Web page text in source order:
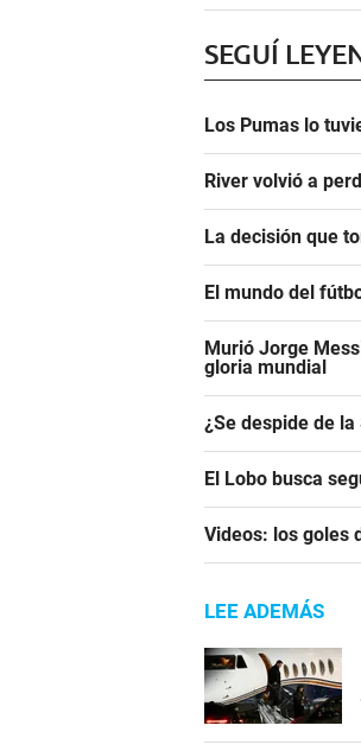
SEGUÍ
Los Pumas lo
River volvió a
La decisión que
El mundo del
Murió Jorge
gloria mundial
¿Se despide de
El Lobo busca
Videos: los goles
LEE ADEMÁS